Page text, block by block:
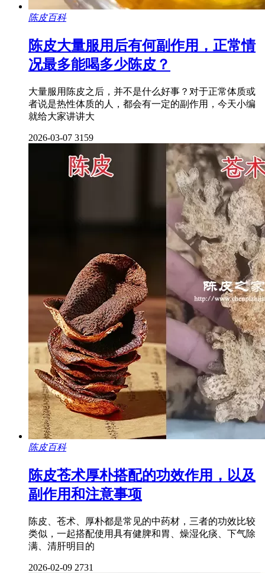
陈皮百科
陈皮大量服用后有何副作用，正常情
况最多能喝多少陈皮？
大量服用陈皮之后，并不是什么好事？对于正常体质或
者说是热性体质的人，都会有一定的副作用，今天小编
就给大家讲讲大
2026-03-07 3159
陈皮百科
陈皮苍术厚朴搭配的功效作用，以及
副作用和注意事项
陈皮、苍术、厚朴都是常见的中药材，三者的功效比较
类似，一起搭配使用具有健脾和胃、燥湿化痰、下气除
满、清肝明目的
2026-02-09 2731